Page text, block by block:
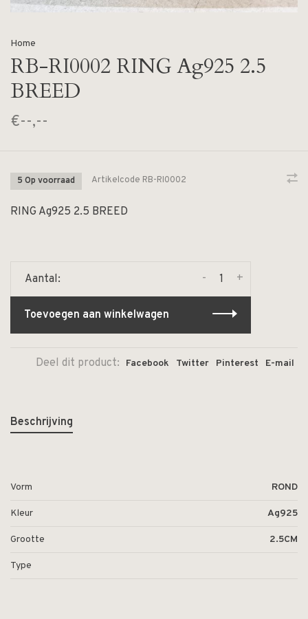
Home
RB-RI0002 RING Ag925 2.5
BREED
€--,--
5 Op voorraad Artikelcode RB-RI0002
RING Ag925 2.5 BREED
Aantal: +
-
Toevoegen aan winkelwagen
Deel dit product: Facebook Twitter Pinterest E-mail
Beschrijving
Vorm ROND
Kleur Ag925
Grootte 2.5CM
Type